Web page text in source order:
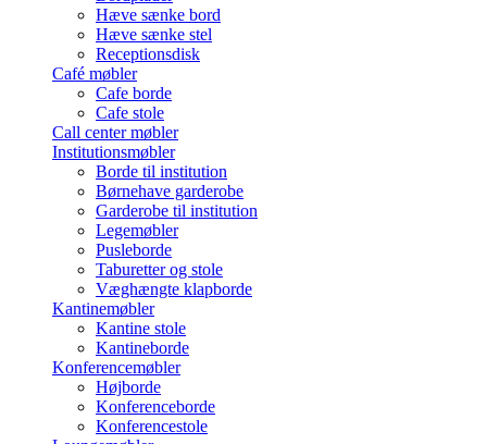
Hæve sænke bord
Hæve sænke stel
Receptionsdisk
Café møbler
Cafe borde
Cafe stole
Call center møbler
Institutionsmøbler
Borde til institution
Børnehave garderobe
Garderobe til institution
Legemøbler
Pusleborde
Taburetter og stole
Væghængte klapborde
Kantinemøbler
Kantine stole
Kantineborde
Konferencemøbler
Højborde
Konferenceborde
Konferencestole